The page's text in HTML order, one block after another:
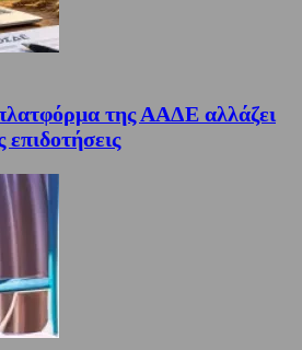
της ΑΑΔΕ αλλάζει
επιδοτήσεις